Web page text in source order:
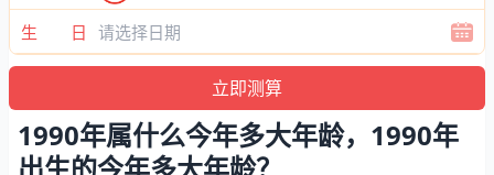
生 日
1990年属什么今年多大年龄，1990年